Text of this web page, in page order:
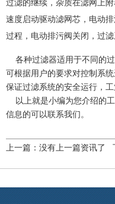
过滤的继续，杂质在滤网上
速度启动驱动滤网芯，电动
过程，电动排污阀关闭，过
各种过滤器适用于不同的过
可根据用户的要求对控制系
保证过滤系统的安全运行，
以上就是小编为您介绍的工
信息的可以联系我们。
上一篇：没有上一篇资讯了